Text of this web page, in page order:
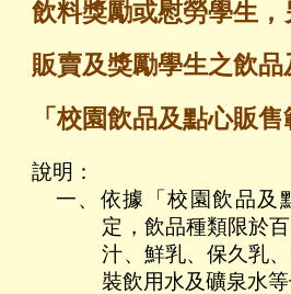
飲料獎勵或慰勞學生，
販賣及獎勵學生之飲
「校園飲品及點心販
說明：
一、依據「校園飲品及
定，飲品種類限於
汁、鮮乳、保久乳
裝飲用水及礦泉水等